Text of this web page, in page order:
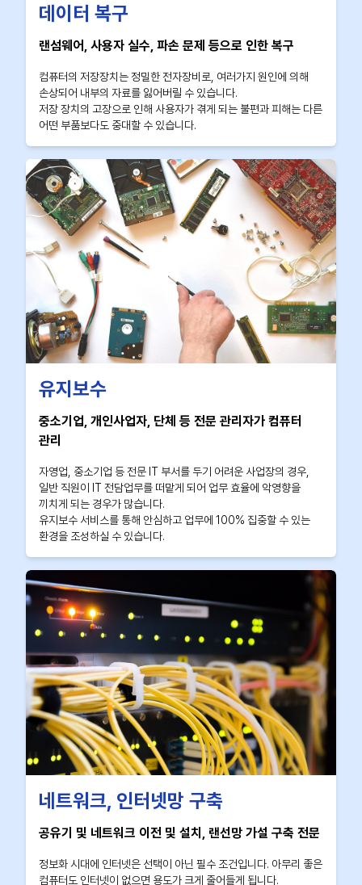
데이터 복구
랜섬웨어, 사용자 실수, 파손 문제 등으로 인한 복구
컴퓨터의 저장장치는 정밀한 전자장비로, 여러가지 원인에 의해
손상되어 내부의 자료를 잃어버릴 수 있습니다.
저장 장치의 고장으로 인해 사용자가 겪게 되는 불편과 피해는 다른
어떤 부품보다도 중대할 수 있습니다.
유지보수
중소기업, 개인사업자, 단체 등 전문 관리자가 컴퓨터
관리
자영업, 중소기업 등 전문 IT 부서를 두기 어려운 사업장의 경우,
일반 직원이 IT 전담업무를 떠맡게 되어 업무 효율에 악영향을
끼치게 되는 경우가 많습니다.
유지보수 서비스를 통해 안심하고 업무에 100% 집중할 수 있는
환경을 조성하실 수 있습니다.
네트워크, 인터넷망 구축
공유기 및 네트워크 이전 및 설치, 랜선망 가설 구축 전문
정보화 시대에 인터넷은 선택이 아닌 필수 조건입니다. 아무리 좋은
컴퓨터도 인터넷이 없으면 용도가 크게 줄어들게 됩니다.